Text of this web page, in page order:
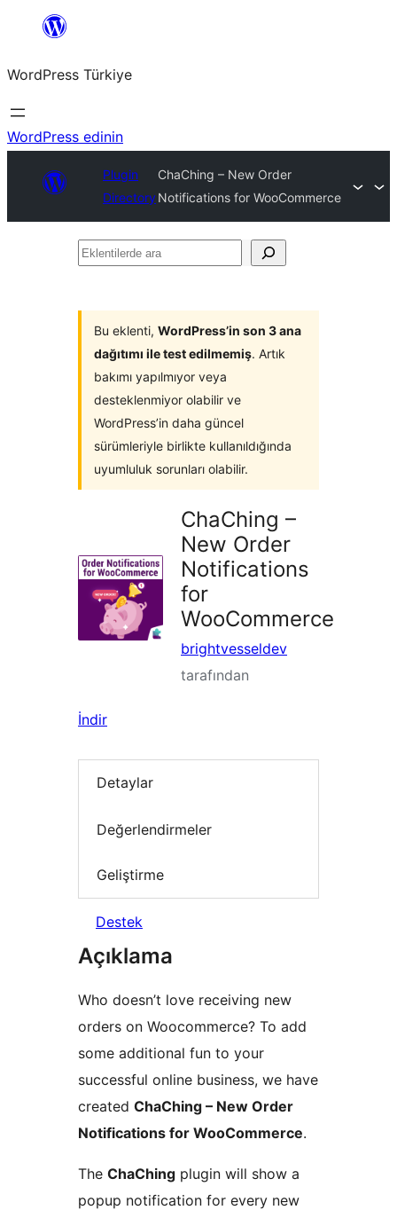
İçeriğe
WordPress Türkiye
WordPress edinin
Plugin
Directory
ChaChing – New Order
Notifications for WooCommerce
Eklentilerde
Bu eklenti, WordPress’in son 3 ana
dağıtımı ile test edilmemiş. Artık
bakımı yapılmıyor veya
desteklenmiyor olabilir ve
WordPress’in daha güncel
sürümleriyle birlikte kullanıldığında
uyumluluk sorunları olabilir.
ChaChing –
New Order
Notifications
for
WooCommerce
brightvesseldev
tarafından
İndir
Detaylar
Değerlendirmeler
Geliştirme
Destek
Açıklama
Who doesn’t love receiving new
orders on Woocommerce? To add
some additional fun to your
successful online business, we have
created ChaChing – New Order
Notifications for WooCommerce.
The ChaChing plugin will show a
popup notification for every new